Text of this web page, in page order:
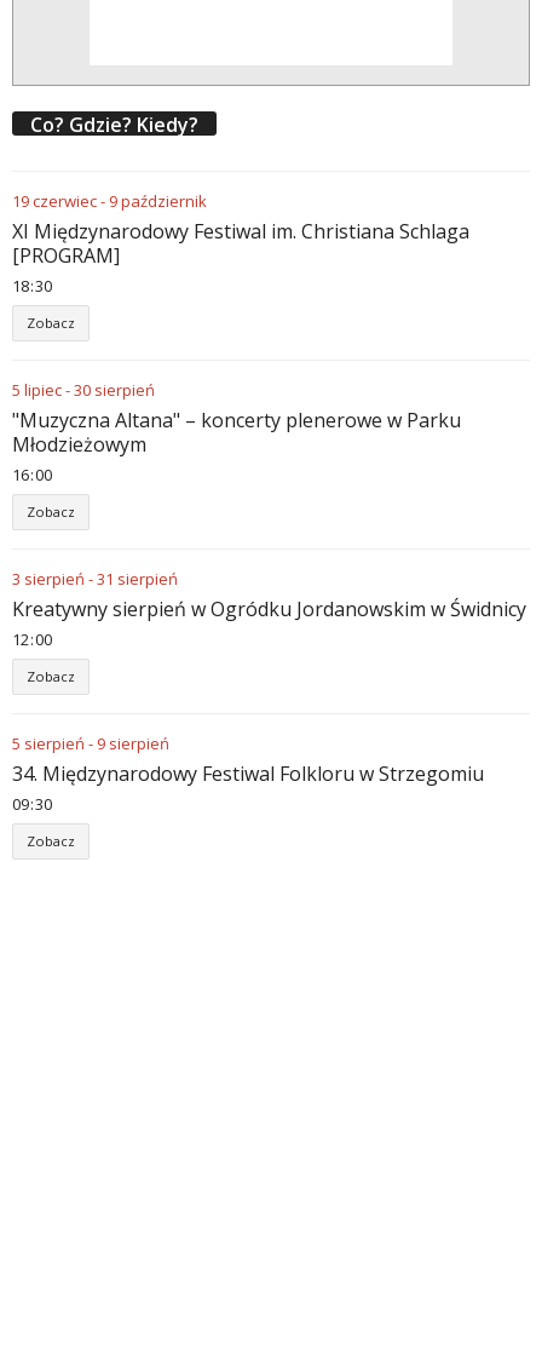
Co? Gdzie? Kiedy?
19czerwiec- 9październik
XI Międzynarodowy Festiwal im. Christiana Schlaga
[PROGRAM]
18:30
Zobacz
5 lipiec-30 sierpień
"Muzyczna Altana" – koncerty plenerowe w Parku
Młodzieżowym
16:00
Zobacz
3 sierpień -31 sierpień
Kreatywny sierpień w Ogródku Jordanowskim w Świdnicy
12:00
Zobacz
5 sierpień - 9 sierpień
34. Międzynarodowy Festiwal Folkloru w Strzegomiu
09:30
Zobacz